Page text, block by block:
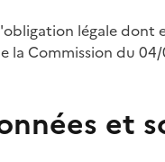
légale dont
la Commission du
et